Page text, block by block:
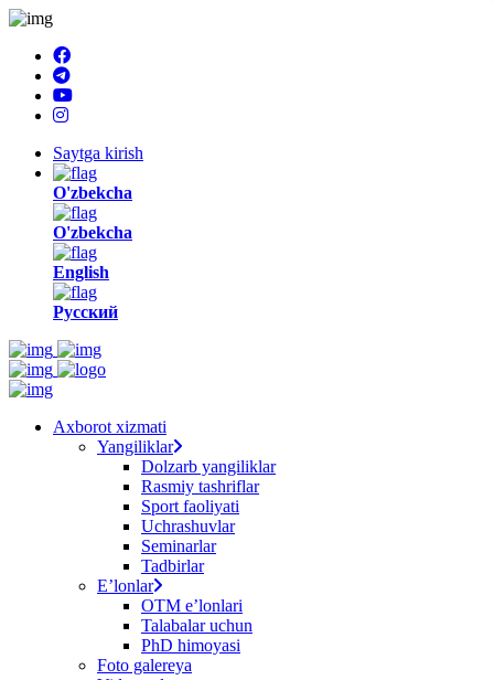
Saytga kirish
O'zbekcha
O'zbekcha
English
Русский
Axborot xizmati
Yangiliklar
Dolzarb yangiliklar
Rasmiy tashriflar
Sport faoliyati
Uchrashuvlar
Seminarlar
Tadbirlar
Eʼlonlar
OTM eʼlonlari
Talabalar uchun
PhD himoyasi
Foto galereya